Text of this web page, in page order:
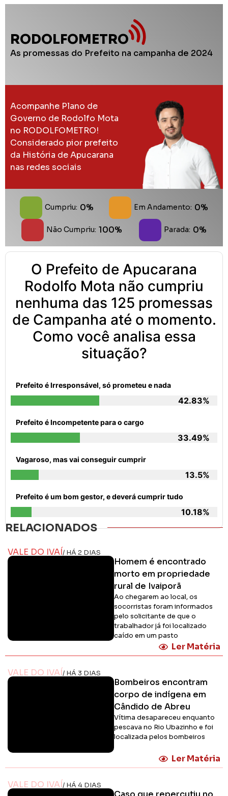
RODOLFOMETRO
As promessas do Prefeito na campanha de 2024
Acompanhe Plano de
Governo de Rodolfo Mota
no RODOLFOMETRO!
Considerado pior prefeito
da História de Apucarana
nas redes sociais
Cumpriu: 0% Em Andamento: 0%
Não Cumpriu: 100% Parada: 0%
O Prefeito de Apucarana
Rodolfo Mota não cumpriu
nenhuma das 125 promessas
de Campanha até o momento.
Como você analisa essa
situação?
Prefeito é Irresponsável, só prometeu e nada
42.83%
Prefeito é Incompetente para o cargo
33.49%
Vagaroso, mas vai conseguir cumprir
13.5%
Prefeito é um bom gestor, e deverá cumprir tudo
10.18%
RELACIONADOS
VALE DO IVAÍ/ HÁ 2 DIAS
Homem é encontrado
morto em propriedade
rural de Ivaiporã
Ao chegarem ao local, os
socorristas foram informados
pelo solicitante de que o
trabalhador já foi localizado
caído em um pasto
Ler Matéria
VALE DO IVAÍ/ HÁ 3 DIAS
Bombeiros encontram
corpo de indígena em
Cândido de Abreu
Vítima desapareceu enquanto
pescava no Rio Ubazinho e foi
localizada pelos bombeiros
Ler Matéria
VALE DO IVAÍ/ HÁ 4 DIAS